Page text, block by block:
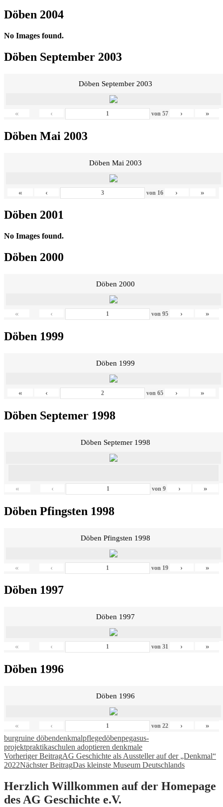
Döben 2004
No Images found.
Döben September 2003
Döben September 2003
« ‹ von 57 › »
Döben Mai 2003
Döben Mai 2003
« ‹ von 16 › »
Döben 2001
No Images found.
Döben 2000
Döben 2000
« ‹ von 95 › »
Döben 1999
Döben 1999
« ‹ von 65 › »
Döben Septemer 1998
Döben Septemer 1998
« ‹ von9 › »
Döben Pfingsten 1998
Döben Pfingsten 1998
« ‹ von 19 › »
Döben 1997
Döben 1997
« ‹ von 31 › »
Döben 1996
Döben 1996
« ‹ von 22 › »
burgruine döbendenkmalpflegedöbenpegasus-
projektpraktikaschulen adoptieren denkmale
Beitragsnavigation
Vorheriger BeitragAG Geschichte als Aussteller auf der „Denkmal“
2022Nächster BeitragDas kleinste Museum Deutschlands
Herzlich Willkommen auf der Homepage
des AG Geschichte e.V.